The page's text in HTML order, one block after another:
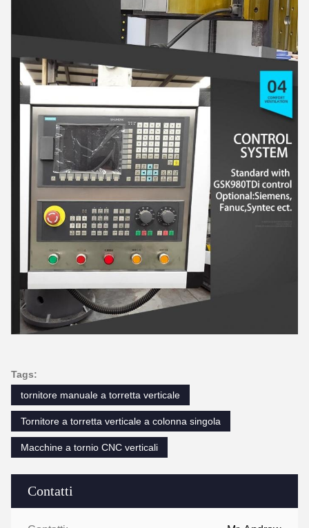
Contatti
Tags:
tornitore manuale a torretta verticale
Tornitore a torretta verticale a colonna singola
Macchine a tornio CNC verticali